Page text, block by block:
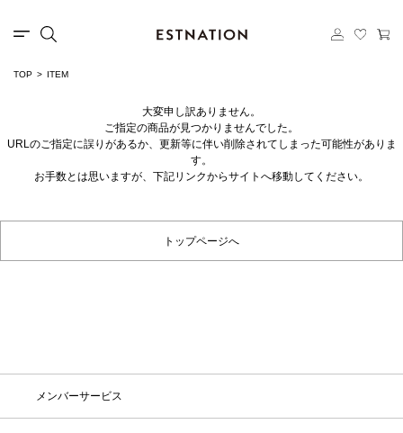
TOP ITEM
大変申し訳ありません。
ご指定の商品が見つかりませんでした。
URLのご指定に誤りがあるか、更新等に伴い削除されてしまった可能性がありま
す。
お手数とは思いますが、下記リンクからサイトへ移動してください。
トップページへ
メンバーサービス